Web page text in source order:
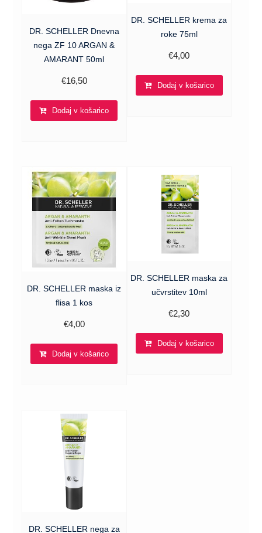
DR. SCHELLER Dnevna
nega ZF 10 ARGAN &
AMARANT 50ml
€16,50
Dodaj v košarico
DR. SCHELLER krema za
roke 75ml
€4,00
Dodaj v košarico
DR. SCHELLER maska iz
flisa 1 kos
€4,00
Dodaj v košarico
DR. SCHELLER maska za
učvrstitev 10ml
€2,30
Dodaj v košarico
DR. SCHELLER nega za